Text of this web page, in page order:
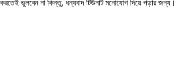
ভুলবেন না কিন্তু, ধন্যবাদ টিউনটি মনোযোগ দিয়ে পড়ার জন্য।